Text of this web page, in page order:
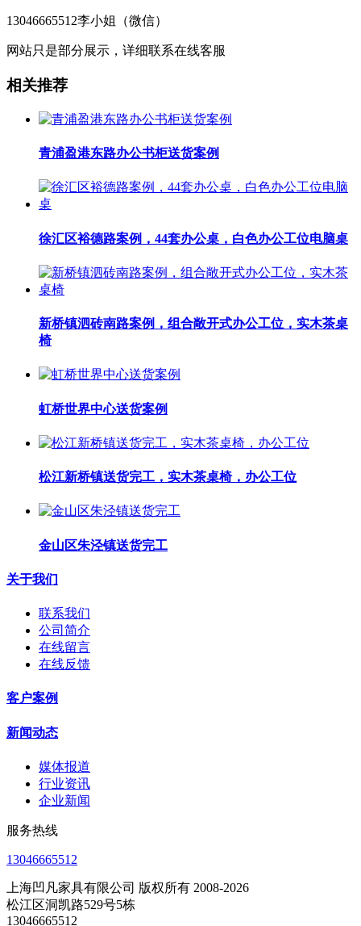
13046665512李小姐（微信）
网站只是部分展示，详细联系在线客服
相关推荐
青浦盈港东路办公书柜送货案例
徐汇区裕德路案例，44套办公桌，白色办公工位电脑桌
新桥镇泗砖南路案例，组合敞开式办公工位，实木茶桌
椅
虹桥世界中心送货案例
松江新桥镇送货完工，实木茶桌椅，办公工位
金山区朱泾镇送货完工
关于我们
联系我们
公司简介
在线留言
在线反馈
客户案例
新闻动态
媒体报道
行业资讯
企业新闻
服务热线
13046665512
上海凹凡家具有限公司 版权所有 2008-2026
松江区洞凯路529号5栋
13046665512